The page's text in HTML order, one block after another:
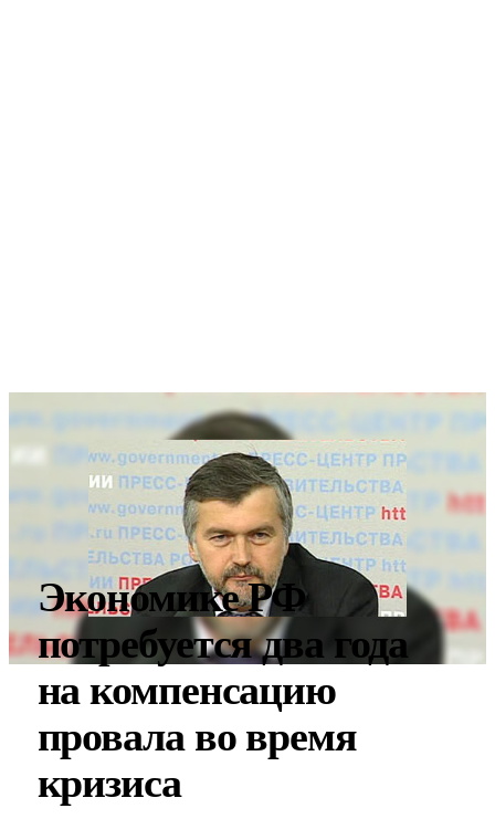
Экономике РФ
потребуется два года
на компенсацию
провала во время
кризиса